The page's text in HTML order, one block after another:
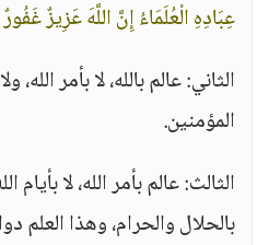
عِبَادِهِ الْعُلَمَاءُ إِنَّ اللَّهَ عَزِيزٌ غَفُورٌ
الثاني: عالم بالله، لا بأمر الله،
المؤمنين.
الثالث: عالم بأمر الله، لا
بالحلال والحرام، وهذا العلم